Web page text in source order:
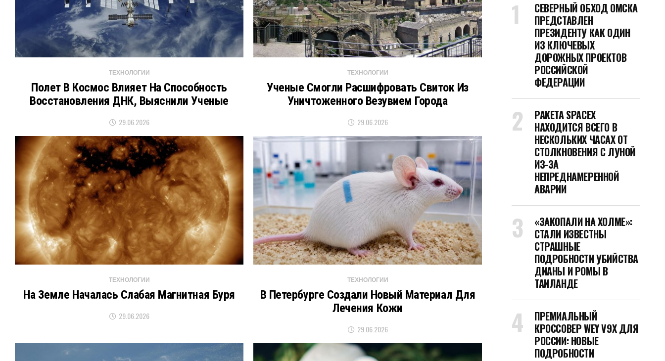
ТЕХНОЛОГИИ
Полет В Космос Влияет На Способность
Восстановления ДНК, Выяснили Ученые
29.06.2026
ТЕХНОЛОГИИ
Ученые Смогли Расшифровать Свиток Из
Уничтоженного Везувием Города
29.06.2026
ТЕХНОЛОГИИ
На Земле Началась Слабая Магнитная Буря
29.06.2026
ТЕХНОЛОГИИ
В Петербурге Создали Новый Материал Для
Лечения Кожи
29.06.2026
СЕВЕРНЫЙ ОБХОД ОМСКА
ПРЕДСТАВЛЕН
ПРЕЗИДЕНТУ КАК ОДИН
ИЗ КЛЮЧЕВЫХ
ДОРОЖНЫХ ПРОЕКТОВ
РОССИЙСКОЙ
ФЕДЕРАЦИИ
РАКЕТА SPACEX
НАХОДИТСЯ ВСЕГО В
НЕСКОЛЬКИХ ЧАСАХ ОТ
СТОЛКНОВЕНИЯ С ЛУНОЙ
ИЗ-ЗА
НЕПРЕДНАМЕРЕННОЙ
АВАРИИ
«ЗАКОПАЛИ НА ХОЛМЕ»:
СТАЛИ ИЗВЕСТНЫ
СТРАШНЫЕ
ПОДРОБНОСТИ УБИЙСТВА
ДИАНЫ И РОМЫ В
ТАИЛАНДЕ
ПРЕМИАЛЬНЫЙ
КРОССОВЕР WEY V9X ДЛЯ
РОССИИ: НОВЫЕ
ПОДРОБНОСТИ